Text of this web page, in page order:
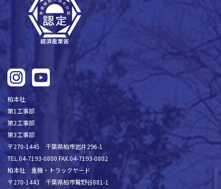
柏本社
第1工事部
第2工事部
第3工事部
〒270-1445 千葉県柏市岩井296-1
TEL.04-7193-0800 FAX.04-7193-0802
柏本社 重機・トラックヤード
〒270-1443 千葉県柏市鷲野谷881-1